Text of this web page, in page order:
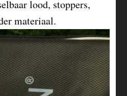
lood, stoppers,
materiaal.